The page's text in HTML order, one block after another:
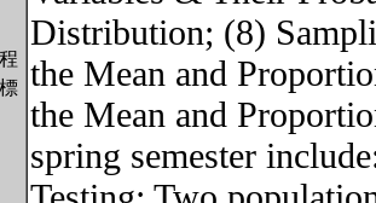
Distribution; (8)
the Mean and
the Mean and
spring semester